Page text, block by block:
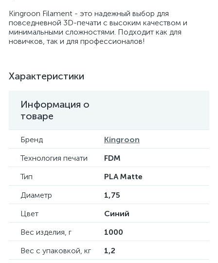
Kingroon Filament - это надежный выбор для
повседневной 3D-печати с высоким качеством и
минимальными сложностями. Подходит как для
новичков, так и для профессионалов!
Характеристики
Информация о
товаре
Бренд
Kingroon
Технология печати
FDM
Тип
PLA Matte
Диаметр
1,75
Цвет
Синий
Вес изделия, г
1000
Вес с упаковкой, кг
1,2